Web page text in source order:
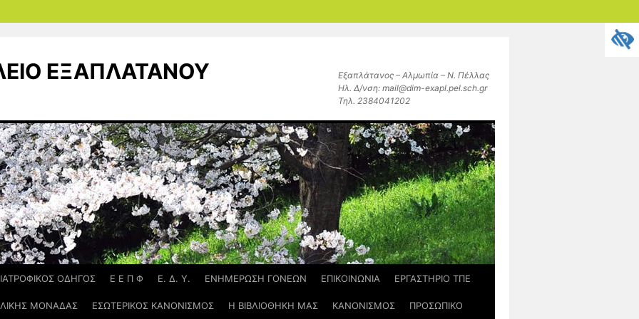
ΕΞΑΠΛΑΤΑΝΟΥ
Εξαπλάτανος – Αλμωπία – Ν. Πέλλας
Ηλ. Δ/νση: mail@dim-exapl.pel.sch.gr
Τηλ. 2384041202
ΟΔΗΓΟΣ Ε Ε Π Φ Ε. Δ. Υ. ΕΝΗΜΕΡΩΣΗ ΓΟΝΕΩΝ ΕΠΙΚΟΙΝΩΝΙΑ ΕΡΓΑΣΤΗΡΙΟ ΤΠΕ
ΜΟΝΑΔΑΣ ΕΣΩΤΕΡΙΚΟΣ ΚΑΝΟΝΙΣΜΟΣ Η ΒΙΒΛΙΟΘΗΚΗ ΜΑΣ ΚΑΝΟΝΙΣΜΟΣ ΠΡΟΣΩΠΙΚΟ